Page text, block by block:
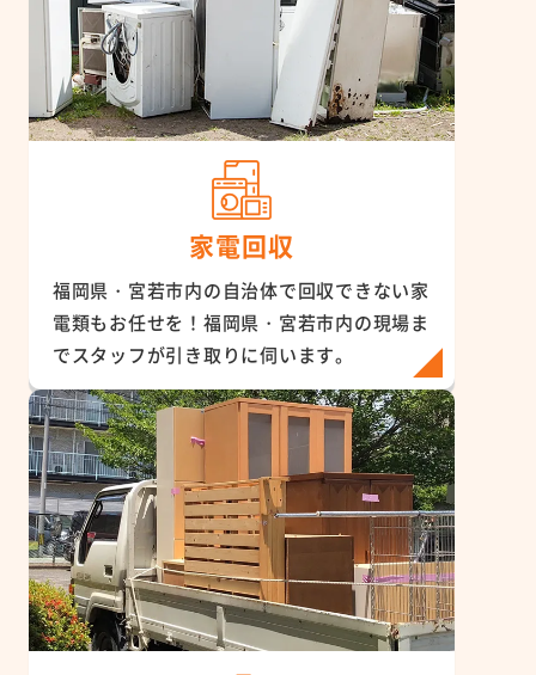
家電回収
福岡県・宮若市内の自治体で回収できない家
電類もお任せを！福岡県・宮若市内の現場ま
でスタッフが引き取りに伺います。